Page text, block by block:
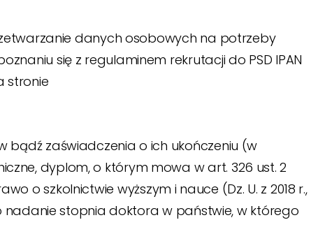
danych osobowych na potrzeby
się z regulaminem rekrutacji do PSD IPAN
stronie
bądź zaświadczenia o ich ukończeniu (w
dyplom, o którym mowa w art. 326 ust. 2
o szkolnictwie wyższym i nauce (Dz. U. z 2018 r.,
nadanie stopnia doktora w państwie, w którego